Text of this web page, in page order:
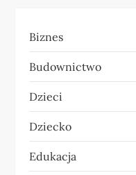
c
j
a
w
p
Biznes
Budownictwo
Dzieci
Dziecko
Edukacja